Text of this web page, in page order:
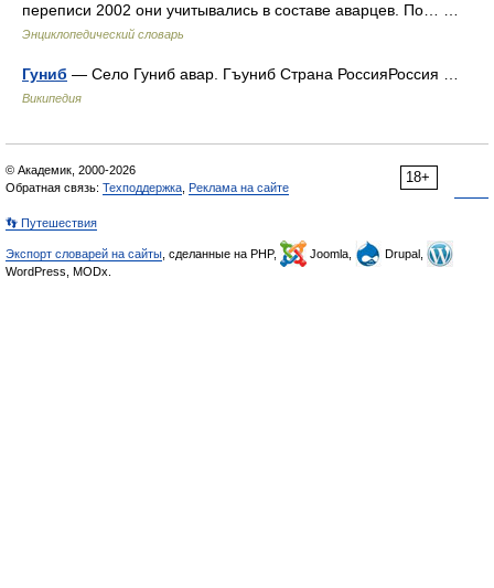
переписи 2002 они учитывались в составе аварцев. По… …
Энциклопедический словарь
Гуниб — Село Гуниб авар. Гъуниб Страна РоссияРоссия …
Википедия
18+
© Академик, 2000-2026
Обратная связь: Техподдержка Реклама на сайте
👣 Путешествия
Экспорт словарей на сайты , сделанные на PHP, Joomla,
Drupal,
WordPress, MODx.